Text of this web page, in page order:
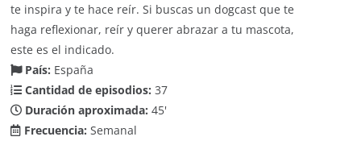
te inspira y te hace reír. Si buscas un dogcast que te
haga reflexionar, reír y querer abrazar a tu mascota,
este es el indicado.
País: España
Cantidad de episodios: 37
Duración aproximada: 45'
Frecuencia: Semanal